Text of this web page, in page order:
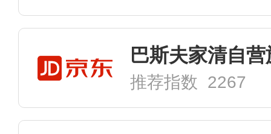
巴斯夫家清自
推荐指数 2267